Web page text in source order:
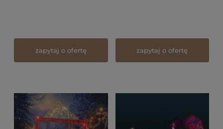
zapytaj o ofertę zapytaj o ofertę